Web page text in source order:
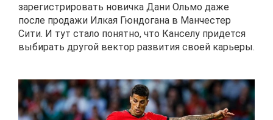
зарегистрировать новичка Дани Ольмо даже
после продажи Илкая Гюндогана в Манчестер
Сити. И тут стало понятно, что Канселу придется
выбирать другой вектор развития своей карьеры.